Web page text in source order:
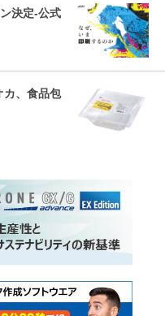
決定-公式
カ、食品包